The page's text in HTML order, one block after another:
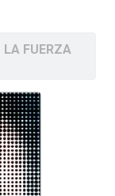
LA FUERZA